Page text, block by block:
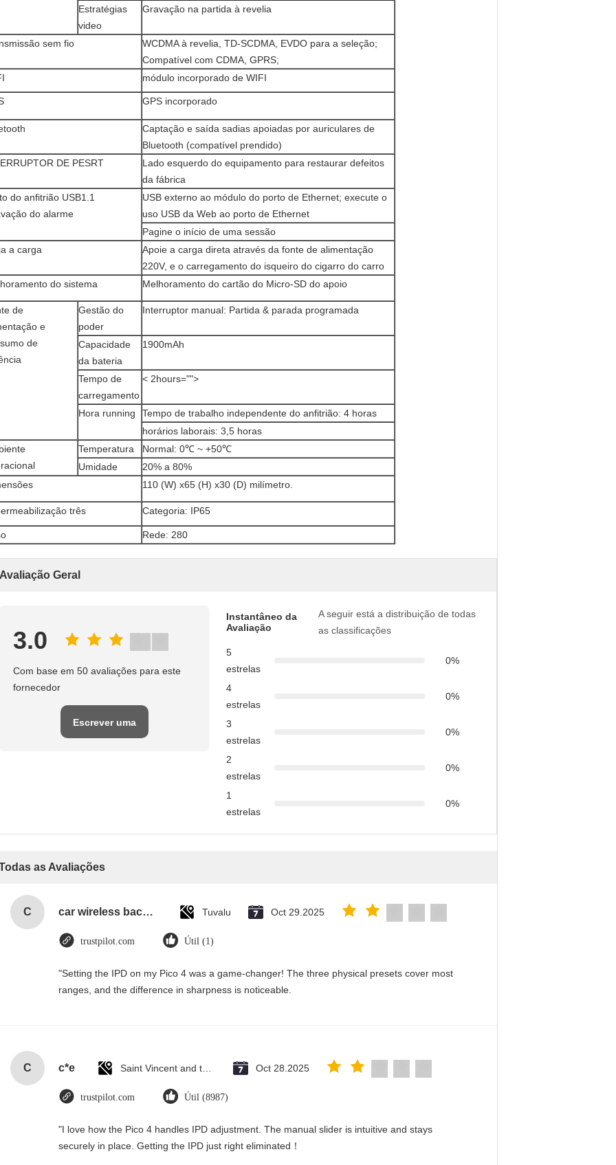
Estratégias
video
Gravação na partida à revelia
sem fio
WCDMA à revelia, TD-SCDMA, EVDO para a seleção;
Compatível com CDMA, GPRS;
módulo incorporado de WIFI
GPS incorporado
Captação e saída sadias apoiadas por auriculares de
Bluetooth (compatível prendido)
DE PESRT
Lado esquerdo do equipamento para restaurar defeitos
da fábrica
do anfitrião USB1.1
do alarme
USB externo ao módulo do porto de Ethernet; execute o
uso USB da Web ao porto de Ethernet
Pagine o início de uma sessão
a carga
Apoie a carga direta através da fonte de alimentação
220V, e o carregamento do isqueiro do cigarro do carro
do sistema
Melhoramento do cartão do Micro-SD do apoio
de
e
de
Gestão do
poder
Interruptor manual: Partida & parada programada
Capacidade
da bateria
1900mAh
Tempo de
carregamento
< 2hours="">
Hora running
Tempo de trabalho independente do anfitrião: 4 horas
horários laborais: 3,5 horas
Temperatura
Normal: 0℃ ~ +50℃
Umidade
20% a 80%
110 (W) x65 (H) x30 (D) milímetro.
três Categoria: IP65
Rede: 280
Avaliação Geral
3.0
Com base em 50 avaliações para este
fornecedor
Escrever uma
Instantâneo da
Avaliação
A seguir está a distribuição de todas
as classificações
5
estrelas
0%
4
estrelas
0%
3
estrelas
0%
2
estrelas
0%
1
estrelas
0%
as Avaliações
C car wireless backup camera with wide view angle Tuvalu Oct 29.2025
trustpilot.com Útil (1)
"Setting the IPD on my Pico 4 was a game-changer! The three physical presets cover most
ranges, and the difference in sharpness is noticeable.
C c*e Saint Vincent and the Grenadines Oct 28.2025
trustpilot.com Útil (8987)
"I love how the Pico 4 handles IPD adjustment. The manual slider is intuitive and stays
securely in place. Getting the IPD just right eliminated！